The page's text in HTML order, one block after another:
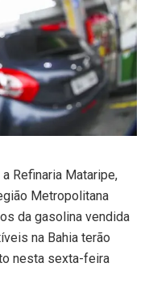
Refinaria Mataripe,
Metropolitana
da gasolina vendida
na Bahia terão
nesta sexta-feira